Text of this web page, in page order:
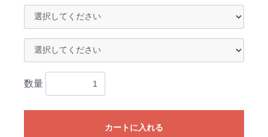
数量
カートに入れる